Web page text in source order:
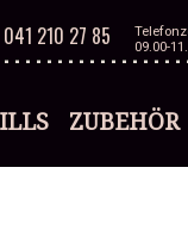
041 210 27 85
09.00-
ZUBEHÖR